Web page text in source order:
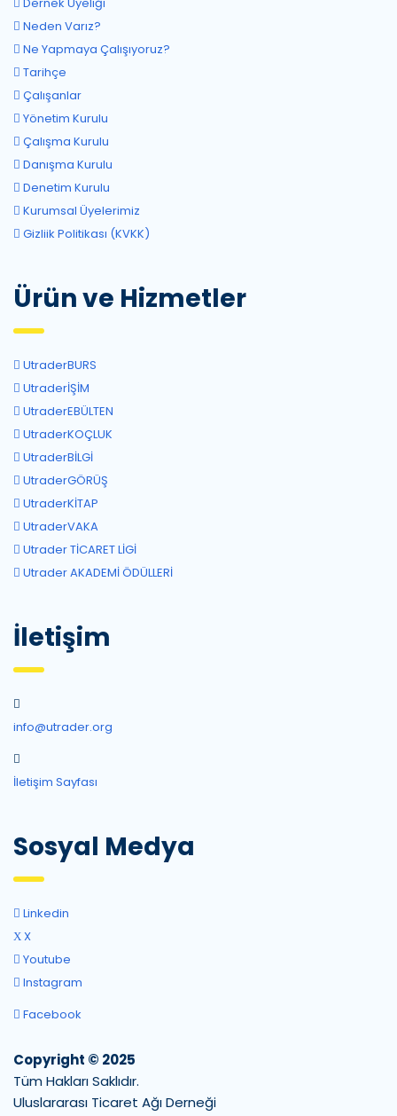
Neden Varız?
Ne Yapmaya Çalışıyoruz?
Tarihçe
Çalışanlar
Yönetim Kurulu
Çalışma Kurulu
Danışma Kurulu
Denetim Kurulu
Kurumsal Üyelerimiz
Gizliik Politikası (KVKK)
Ürün ve Hizmetler
UtraderBURS
UtraderİŞİM
UtraderEBÜLTEN
UtraderKOÇLUK
UtraderBİLGİ
UtraderGÖRÜŞ
UtraderKİTAP
UtraderVAKA
Utrader TİCARET LİGİ
Utrader AKADEMİ ÖDÜLLERİ
İletişim
info@utrader.org
İletişim Sayfası
Sosyal Medya
Linkedin
X
Youtube
Instagram
Facebook
Copyright © 2025
Tüm Hakları Saklıdır.
Uluslararası Ticaret Ağı Derneği